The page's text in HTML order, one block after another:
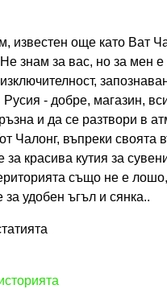
известен още като Ват
знам за вас, но за мен
- добре, магазин,
и да се разтвори в
Чалонг, въпреки своята
за красива кутия за
също не е
за удобен ъгъл и сянка..